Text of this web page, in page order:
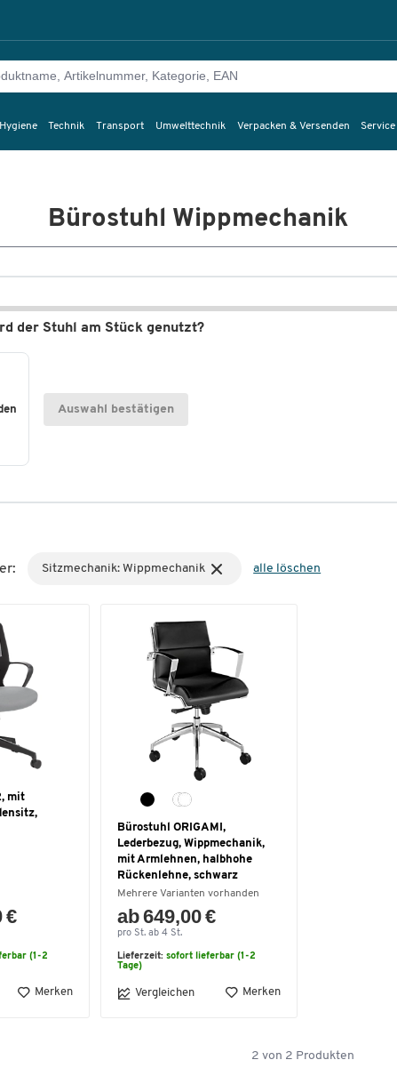
Technik Transport Umwelttechnik Verpacken & Versenden
Bürostuhl Wippmechanik
der Stuhl am Stück genutzt?
Auswahl bestätigen
Sitzmechanik: Wippmechanik alle löschen
mit
€
(1-2
Merken
Bürostuhl ORIGAMI,
Lederbezug, Wippmechanik,
mit Armlehnen, halbhohe
Rückenlehne, schwarz
Mehrere Varianten vorhanden
ab 649,00 €
pro St. ab 4 St.
Lieferzeit: sofort lieferbar (1-2
Tage)
Vergleichen Merken
2 von 2 Produkten